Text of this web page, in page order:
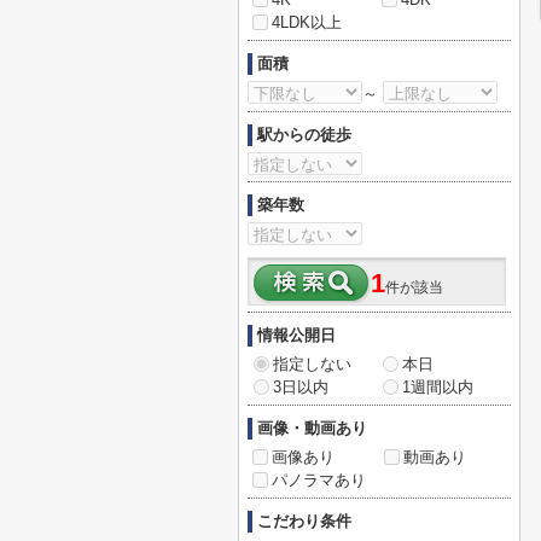
4LDK以上
面積
～
駅からの徒歩
築年数
1件が該当
情報公開日
指定しない
本日
3日以内
1週間以内
画像・動画あり
画像あり
動画あり
パノラマあり
こだわり条件